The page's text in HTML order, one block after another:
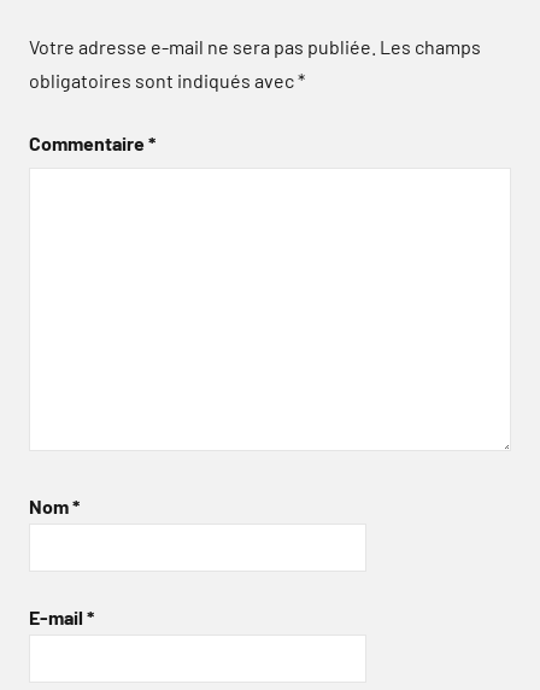
Votre adresse e-mail ne sera pas publiée. Les champs
obligatoires sont indiqués avec*
Commentaire*
Nom*
E-mail *